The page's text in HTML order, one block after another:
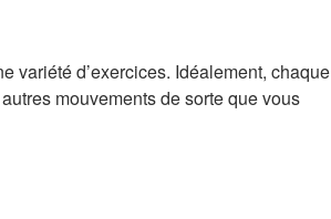
variété d’exercices. Idéalement, chaque
mouvements de sorte que vous